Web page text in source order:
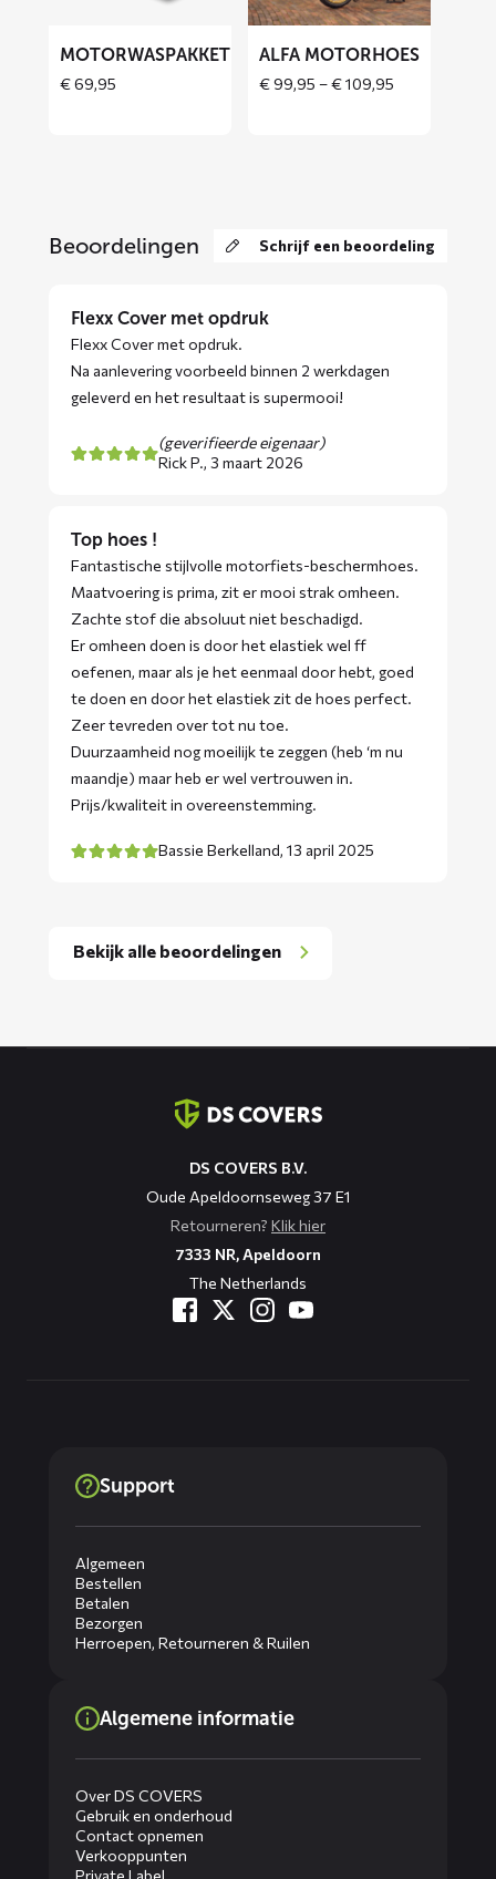
MOTORWASPAKKET
€69,95
ALFA MOTORHOES
€99,95 –€109,95
Beoordelingen Schrijf een beoordeling
Flexx Cover met opdruk
Flexx Cover met opdruk.
Na aanlevering voorbeeld binnen 2 werkdagen
geleverd en het resultaat is supermooi!
(geverifieerde eigenaar)
Rick P., 3 maart 2026
Top hoes !
Fantastische stijlvolle motorfiets-beschermhoes.
Maatvoering is prima, zit er mooi strak omheen.
Zachte stof die absoluut niet beschadigd.
Er omheen doen is door het elastiek wel ff
oefenen, maar als je het eenmaal door hebt, goed
te doen en door het elastiek zit de hoes perfect.
Zeer tevreden over tot nu toe.
Duurzaamheid nog moeilijk te zeggen (heb ‘m nu
maandje) maar heb er wel vertrouwen in.
Prijs/kwaliteit in overeenstemming.
Bassie Berkelland, 13 april 2025
Bekijk alle beoordelingen
DS COVERS B.V.
Oude Apeldoornseweg 37 E1
Retourneren? Klik hier
7333 NR, Apeldoorn
The Netherlands
Support
Algemeen
Bestellen
Betalen
Bezorgen
Herroepen, Retourneren & Ruilen
Algemene informatie
Over DS COVERS
Gebruik en onderhoud
Contact opnemen
Verkooppunten
Private Label